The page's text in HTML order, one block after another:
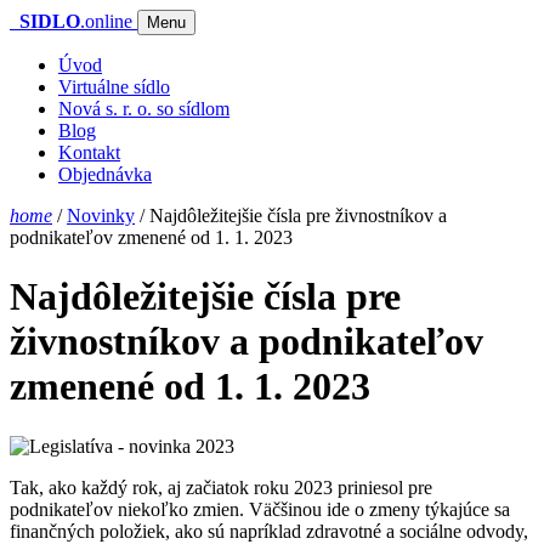
SIDLO.online Menu
Úvod
Virtuálne sídlo
Nová s. r. o. so sídlom
Blog
Kontakt
Objednávka
home /Novinky /Najdôležitejšie čísla pre živnostníkov a
podnikateľov zmenené od 1. 1. 2023
Najdôležitejšie čísla pre
živnostníkov a podnikateľov
zmenené od 1. 1. 2023
Tak, ako každý rok, aj začiatok roku 2023 priniesol pre
podnikateľov niekoľko zmien. Väčšinou ide o zmeny týkajúce sa
finančných položiek, ako sú napríklad zdravotné a sociálne odvody,